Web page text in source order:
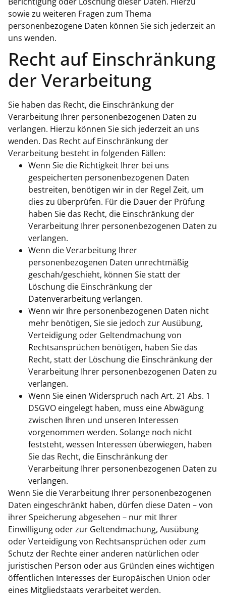
sowie zu weiteren Fragen zum Thema
personenbezogene Daten können Sie sich jederzeit an
uns wenden.
Recht auf Einschränkung
der Verarbeitung
Sie haben das Recht, die Einschränkung der
Verarbeitung Ihrer personenbezogenen Daten zu
verlangen. Hierzu können Sie sich jederzeit an uns
wenden. Das Recht auf Einschränkung der
Verarbeitung besteht in folgenden Fällen:
Wenn Sie die Richtigkeit Ihrer bei uns
gespeicherten personenbezogenen Daten
bestreiten, benötigen wir in der Regel Zeit, um
dies zu überprüfen. Für die Dauer der Prüfung
haben Sie das Recht, die Einschränkung der
Verarbeitung Ihrer personenbezogenen Daten zu
verlangen.
Wenn die Verarbeitung Ihrer
personenbezogenen Daten unrechtmäßig
geschah/geschieht, können Sie statt der
Löschung die Einschränkung der
Datenverarbeitung verlangen.
Wenn wir Ihre personenbezogenen Daten nicht
mehr benötigen, Sie sie jedoch zur Ausübung,
Verteidigung oder Geltendmachung von
Rechtsansprüchen benötigen, haben Sie das
Recht, statt der Löschung die Einschränkung der
Verarbeitung Ihrer personenbezogenen Daten zu
verlangen.
Wenn Sie einen Widerspruch nach Art. 21 Abs. 1
DSGVO eingelegt haben, muss eine Abwägung
zwischen Ihren und unseren Interessen
vorgenommen werden. Solange noch nicht
feststeht, wessen Interessen überwiegen, haben
Sie das Recht, die Einschränkung der
Verarbeitung Ihrer personenbezogenen Daten zu
verlangen.
Wenn Sie die Verarbeitung Ihrer personenbezogenen
Daten eingeschränkt haben, dürfen diese Daten – von
ihrer Speicherung abgesehen – nur mit Ihrer
Einwilligung oder zur Geltendmachung, Ausübung
oder Verteidigung von Rechtsansprüchen oder zum
Schutz der Rechte einer anderen natürlichen oder
juristischen Person oder aus Gründen eines wichtigen
öffentlichen Interesses der Europäischen Union oder
eines Mitgliedstaats verarbeitet werden.